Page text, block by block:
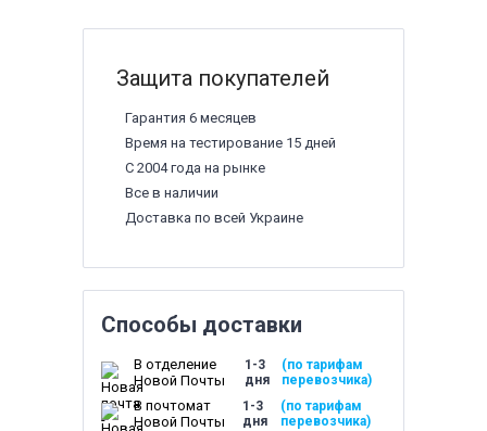
Защита покупателей
Гарантия 6 месяцев
Время на тестирование 15 дней
С 2004 года на рынке
Все в наличии
Доставка по всей Украине
Способы доставки
В отделение
Новой Почты
1-3
дня
(по тарифам
перевозчика)
В почтомат
Новой Почты
1-3
дня
(по тарифам
перевозчика)